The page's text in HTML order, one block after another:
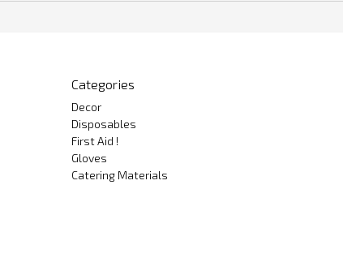
Categories
Decor
Disposables
First Aid !
Gloves
Catering Materials